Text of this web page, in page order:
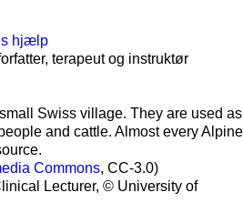
hjælp
terapeut og instruktør
Swiss village. They are used
and cattle. Almost every Alpine
Commons, CC-3.0)
Lecturer, © University of